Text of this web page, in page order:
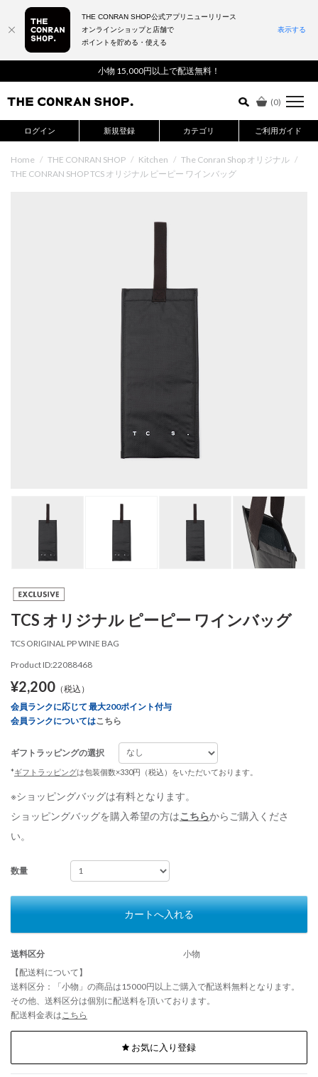
小物 15,000円以上で配送無料！
(0)
ログイン 新規登録 カテゴリ ご利用ガイド
詳細検索はこちら
Home / THE CONRAN SHOP / Kitchen / The Conran Shop オリジナル /
THE CONRAN SHOP TCS オリジナル ピーピー ワインバッグ
TCS オリジナル ピーピー ワインバッグ
TCS ORIGINAL PP WINE BAG
Product ID:22088468
¥2,200 （税込）
会員ランクに応じて 最大200ポイント付与
会員ランクについてはこちら
ギフトラッピングの選択
*ギフトラッピングは包装個数×330円（税込）をいただいております。
※ショッピングバッグは有料となります。
ショッピングバッグを購入希望の方はこちらからご購入くださ
い。
数量
カートへ入れる
送料区分
小物
【配送料について】
送料区分：「小物」の商品は15000円以上ご購入で配送料無料となります。
その他、送料区分は個別に配送料を頂いております。
配送料金表は こちら
お気に入り登録
THE CONRAN SHOP公式アプリニューリリース
オンラインショップと店舗で
ポイントを貯める・使える
表示する